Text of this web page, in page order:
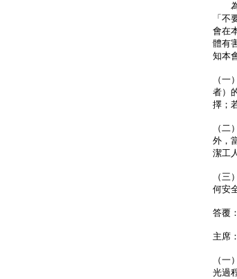
為
「
會在
體有
知本
（
者）
擇；
（
外，
潔工
（
何安
答覆：
主席：
（
光過